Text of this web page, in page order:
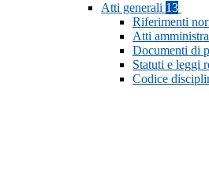
Atti generali 13
Riferimenti
Atti
Documenti di
Statuti e leggi
Codice